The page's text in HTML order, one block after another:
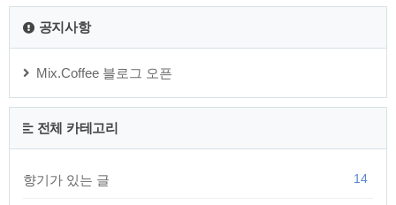
습니다. B형 간염은..
공지사항
Mix.Coffee 블로그 오픈
전체 카테고리
향기가 있는 글 14